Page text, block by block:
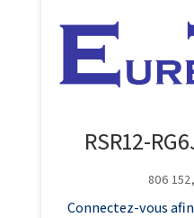
RSR12-
806
Connectez-vous